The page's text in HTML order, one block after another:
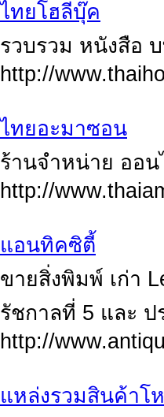
ไทยโฮลี่บุ๊ค
รวบรวม หนังสือ
http://
ไทยอะมาซอน
ร้านจำหน่าย ออน
http://
แอนทิคซิตี้
ขายสิ่งพิมพ์ เก่า
รัชกาลที่ 5 และ ป
http://
แหล่งรวมสินค้าโ